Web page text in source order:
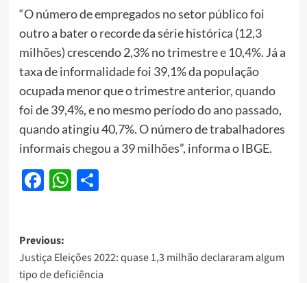
“O número de empregados no setor público foi
outro a bater o recorde da série histórica (12,3
milhões) crescendo 2,3% no trimestre e 10,4%. Já a
taxa de informalidade foi 39,1% da população
ocupada menor que o trimestre anterior, quando
foi de 39,4%, e no mesmo período do ano passado,
quando atingiu 40,7%. O número de trabalhadores
informais chegou a 39 milhões”, informa o IBGE.
Facebook
WhatsApp
Share
Post
navigation
Previous:
Justiça Eleições 2022: quase 1,3 milhão declararam algum
tipo de deficiência